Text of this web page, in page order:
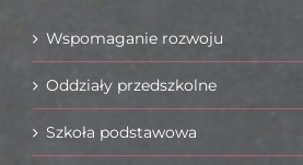
Wspomaganie rozwoju
Oddziały przedszkolne
Szkoła podstawowa